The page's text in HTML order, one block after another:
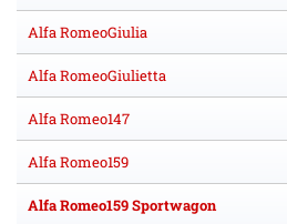
Alfa RomeoGiulia
Alfa RomeoGiulietta
Alfa Romeo147
Alfa Romeo159
Alfa Romeo159 Sportwagon